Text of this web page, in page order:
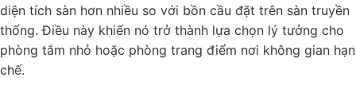
diện tích sàn hơn nhiều so với bồn cầu đặt trên sàn truyền
thống. Điều này khiến nó trở thành lựa chọn lý tưởng cho
phòng tắm nhỏ hoặc phòng trang điểm nơi không gian hạn
chế.